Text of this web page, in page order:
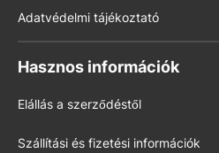
Adatvédelmi tájékoztató
Hasznos információk
Elállás a szerződéstől
Szállítási és fizetési információk